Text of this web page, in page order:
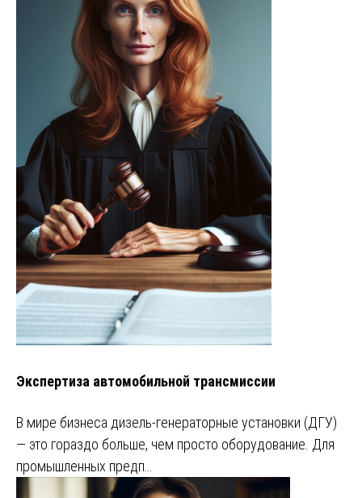
Экспертиза автомобильной трансмиссии
В мире бизнеса дизель-генераторные установки (ДГУ)
— это гораздо больше, чем просто оборудование. Для
промышленных предп…